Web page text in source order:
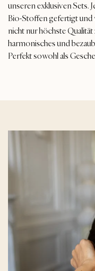
unseren exklusiven Sets.
Bio-Stoffen gefertigt
nicht nur höchste
harmonisches und
Perfekt sowohl als